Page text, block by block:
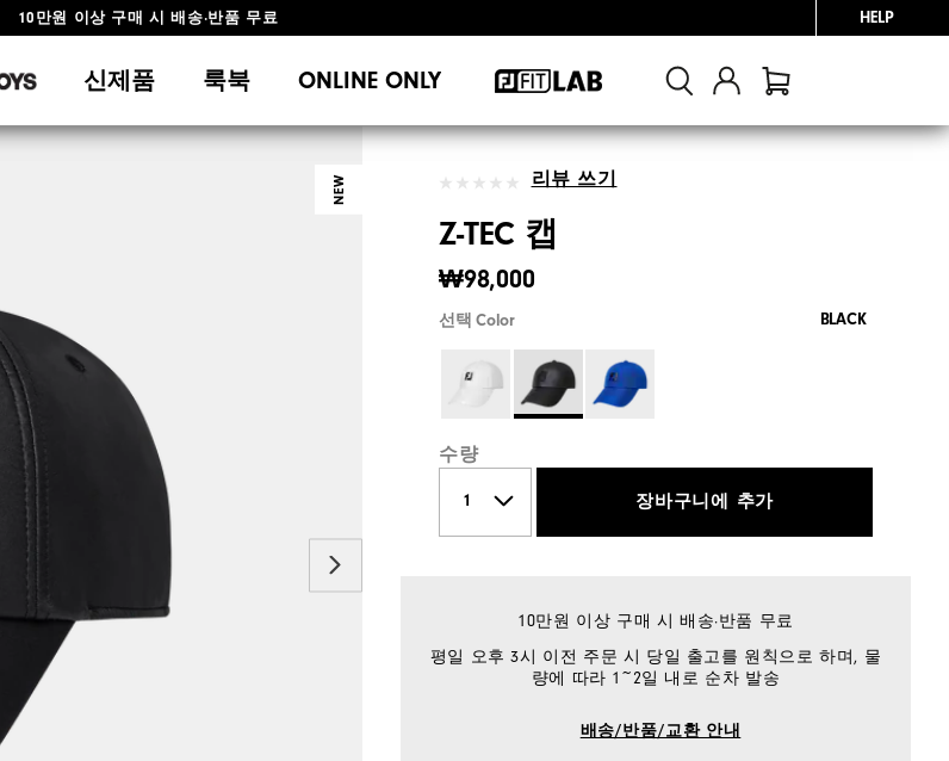
10만원 이상 구매 시 배송·반품 무료 HELP
신제품 룩북 ONLINE ONLY
NEW 리뷰 쓰기
Z-TEC 캡
₩98,000
선택 Color BLACK
수량
장바구니에 추가
10만원 이상 구매 시 배송·반품 무료
평일 오후 3시 이전 주문 시 당일 출고를 원칙으로 하며, 물
량에 따라 1~2일 내로 순차 발송
배송/반품/교환 안내